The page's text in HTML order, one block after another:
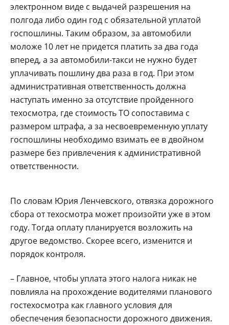
электронном виде с выдачей разрешения на
полгода либо один год с обязательной уплатой
госпошлины. Таким образом, за автомобили
моложе 10 лет не придется платить за два года
вперед, а за автомобили-такси не нужно будет
уплачивать пошлину два раза в год. При этом
административная ответственность должна
наступать именно за отсутствие пройденного
техосмотра, где стоимость ТО сопоставима с
размером штрафа, а за несвоевременную уплату
госпошлины необходимо взимать ее в двойном
размере без привлечения к административной
ответственности.
По словам Юрия Ленчевского, отвязка дорожного
сбора от техосмотра может произойти уже в этом
году. Тогда оплату планируется возложить на
другое ведомство. Скорее всего, изменится и
порядок контроля.
– Главное, чтобы уплата этого налога никак не
повлияла на прохождение водителями планового
гостехосмотра как главного условия для
обеспечения безопасности дорожного движения.